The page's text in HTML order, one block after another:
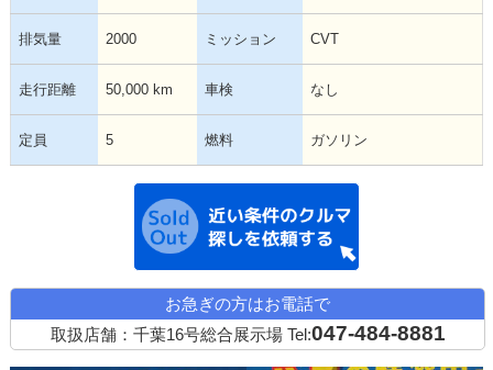
排気量 2000 ミッション CVT
走行距離 50,000 km 車検 なし
定員 5 燃料 ガソリン
お急ぎの方はお電話で
取扱店舗：千葉16号総合展示場 Tel:047-484-8881